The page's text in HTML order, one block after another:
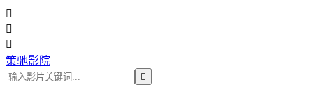



策驰影院
